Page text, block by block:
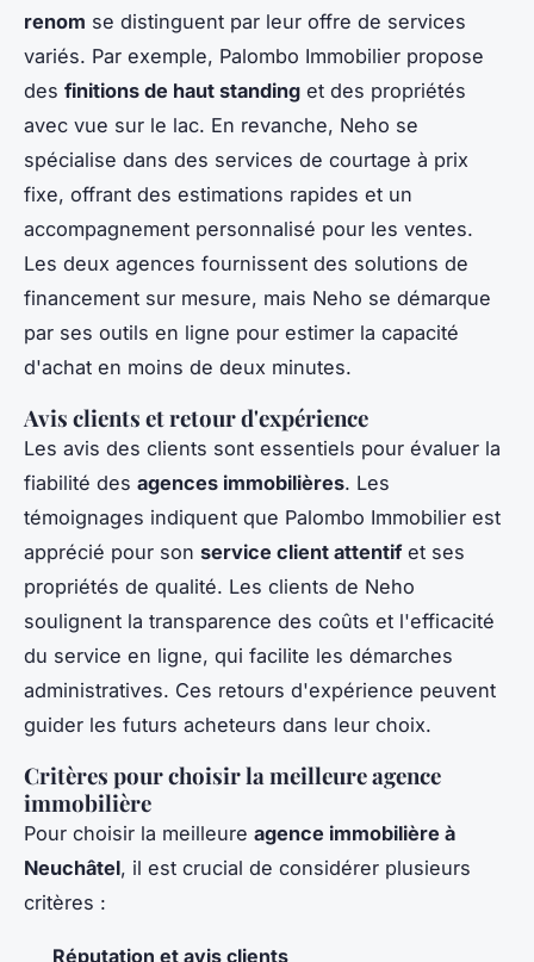
renom se distinguent par leur offre de services
variés. Par exemple, Palombo Immobilier propose
des finitions de haut standing et des propriétés
avec vue sur le lac. En revanche, Neho se
spécialise dans des services de courtage à prix
fixe, offrant des estimations rapides et un
accompagnement personnalisé pour les ventes.
Les deux agences fournissent des solutions de
financement sur mesure, mais Neho se démarque
par ses outils en ligne pour estimer la capacité
d'achat en moins de deux minutes.
Avis clients et retour d'expérience
Les avis des clients sont essentiels pour évaluer la
fiabilité des agences immobilières. Les
témoignages indiquent que Palombo Immobilier est
apprécié pour son service client attentifet ses
propriétés de qualité. Les clients de Neho
soulignent la transparence des coûts et l'efficacité
du service en ligne, qui facilite les démarches
administratives. Ces retours d'expérience peuvent
guider les futurs acheteurs dans leur choix.
Critères pour choisir la meilleure agence
immobilière
Pour choisir la meilleure agence immobilière à
Neuchâtel, il est crucial de considérer plusieurs
critères :
Réputation et avis clients